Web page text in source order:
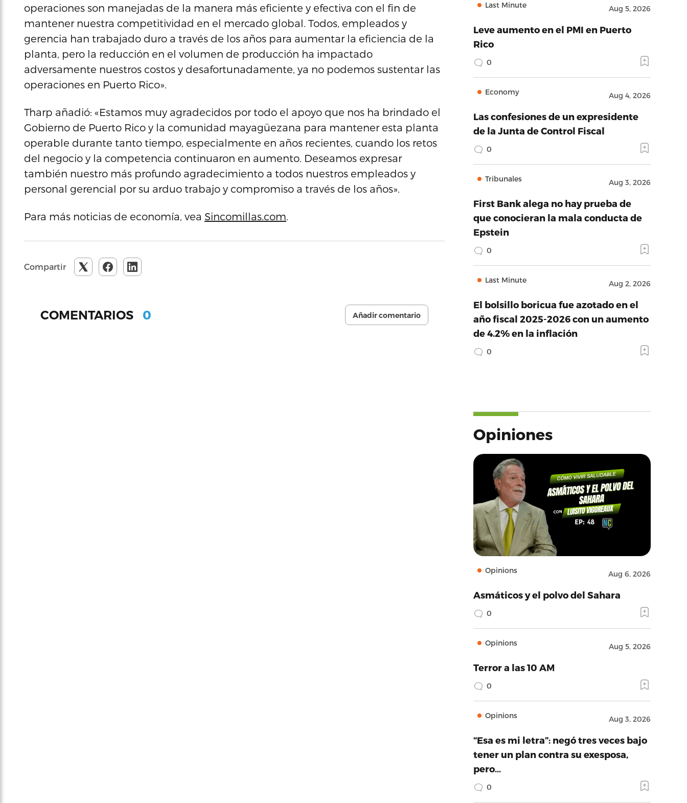
operaciones son manejadas de la manera más eficiente y efectiva con el fin de
mantener nuestra competitividad en el mercado global. Todos, empleados y
gerencia han trabajado duro a través de los años para aumentar la eficiencia de la
planta, pero la reducción en el volumen de producción ha impactado
adversamente nuestros costos y desafortunadamente, ya no podemos sustentar las
operaciones en Puerto Rico».
Tharp añadió: «Estamos muy agradecidos por todo el apoyo que nos ha brindado el
Gobierno de Puerto Rico y la comunidad mayagüezana para mantener esta planta
operable durante tanto tiempo, especialmente en años recientes, cuando los retos
del negocio y la competencia continuaron en aumento. Deseamos expresar
también nuestro más profundo agradecimiento a todos nuestros empleados y
personal gerencial por su arduo trabajo y compromiso a través de los años».
Para más noticias de economía, vea Sincomillas.com.
Compartir
COMENTARIOS 0 Añadir comentario
Last Minute Aug 5, 2026
Leve aumento en el PMI en Puerto
Rico
0
Economy Aug 4, 2026
Las confesiones de un expresidente
de la Junta de Control Fiscal
0
Tribunales Aug 3, 2026
First Bank alega no hay prueba de
que conocieran la mala conducta de
Epstein
0
Last Minute Aug 2, 2026
El bolsillo boricua fue azotado en el
año fiscal 2025-2026 con un aumento
de 4.2% en la inflación
0
Opiniones
Opinions Aug 6, 2026
Asmáticos y el polvo del Sahara
0
Opinions Aug 5, 2026
Terror a las 10 AM
0
Opinions Aug 3, 2026
“Esa es mi letra”: negó tres veces bajo
tener un plan contra su exesposa,
pero…
0